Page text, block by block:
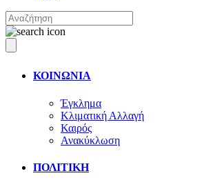
ΚΟΙΝΩΝΙΑ
Έγκλημα
Κλιματική Αλλαγή
Καιρός
Ανακύκλωση
ΠΟΛΙΤΙΚΗ